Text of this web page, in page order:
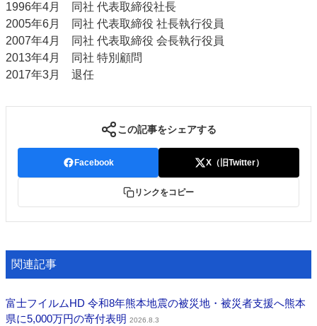
運営
会社案内
購読・購入申し込み
サイトポリシー
お問い合わせ
1996年4月 同社 代表取締役社長
2005年6月 同社 代表取締役 社長執行役員
2007年4月 同社 代表取締役 会長執行役員
2013年4月 同社 特別顧問
2017年3月 退任
この記事をシェアする
Facebook X（旧Twitter）
リンクをコピー
関連記事
富士フイルムHD 令和8年熊本地震の被災地・被災者支援へ熊本
県に5,000万円の寄付表明 2026.8.3